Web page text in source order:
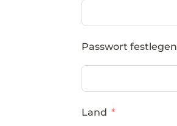
Passwort festlegen
Land